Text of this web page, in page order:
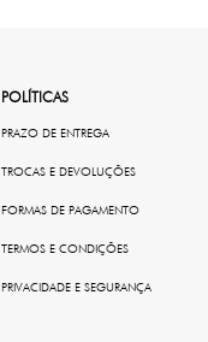
POLÍTICAS
PRAZO DE ENTREGA
TROCAS E DEVOLUÇÕES
FORMAS DE PAGAMENTO
TERMOS E CONDIÇÕES
PRIVACIDADE E SEGURANÇA